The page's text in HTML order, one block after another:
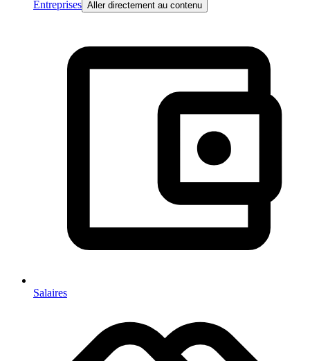
Entreprises Aller directement au contenu
Salaires